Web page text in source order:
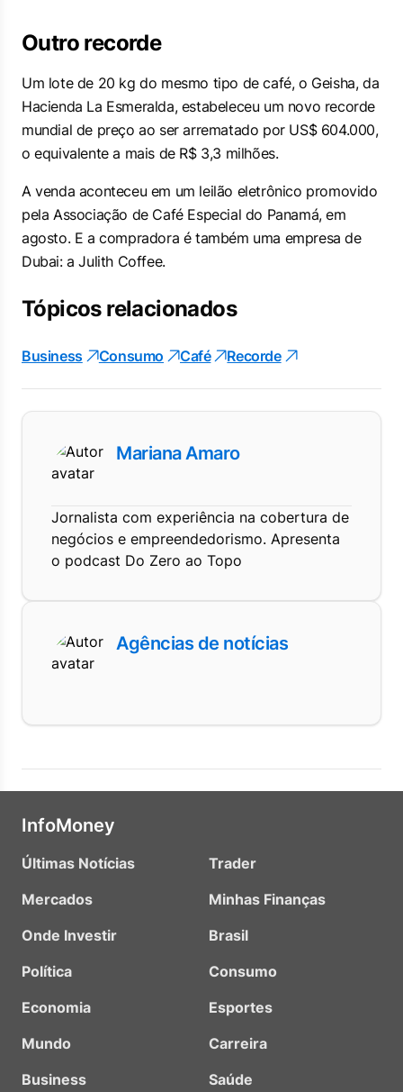
Outro recorde
Um lote de 20 kg do mesmo tipo de café, o Geisha, da
Hacienda La Esmeralda, estabeleceu um novo recorde
mundial de preço ao ser arrematado por US$ 604.000,
o equivalente a mais de R$ 3,3 milhões.
A venda aconteceu em um leilão eletrônico promovido
pela Associação de Café Especial do Panamá, em
agosto. E a compradora é também uma empresa de
Dubai: a Julith Coffee.
Tópicos relacionados
Business Consumo Café Recorde
Mariana Amaro
Jornalista com experiência na cobertura de
negócios e empreendedorismo. Apresenta
o podcast Do Zero ao Topo
Agências de notícias
InfoMoney
Últimas Notícias
Mercados
Onde Investir
Política
Economia
Mundo
Business
Trader
Minhas Finanças
Brasil
Consumo
Esportes
Carreira
Saúde